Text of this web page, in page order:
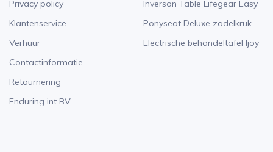
Privacy policy
Klantenservice
Verhuur
Contactinformatie
Retournering
Enduring int BV
Inverson Table Lifegear Easy
Ponyseat Deluxe zadelkruk
Electrische behandeltafel Ijoy